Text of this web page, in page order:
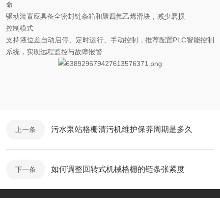
命
驱动装置应具备‌全密封链条箱‌和‌聚四氟乙烯滑块‌，减少磨损
控制模式
支持‌液位差自动启停‌、定时运行、手动控制，推荐配置PLC智能控制
系统，实现远程监控与故障报警
上一条 污水泵站格栅清污机维护保养周期是多久
下一条 如何调整回转式机械格栅的链条张紧度